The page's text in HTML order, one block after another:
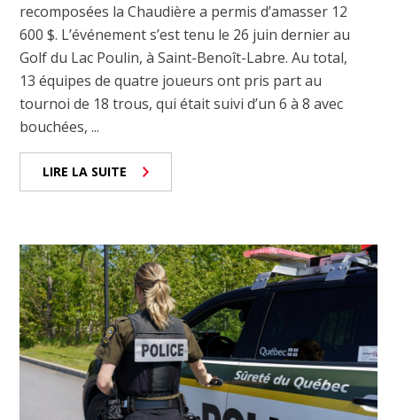
recomposées la Chaudière a permis d’amasser 12
600 $. L’événement s’est tenu le 26 juin dernier au
Golf du Lac Poulin, à Saint-Benoît-Labre. Au total,
13 équipes de quatre joueurs ont pris part au
tournoi de 18 trous, qui était suivi d’un 6 à 8 avec
bouchées, ...
LIRE LA SUITE